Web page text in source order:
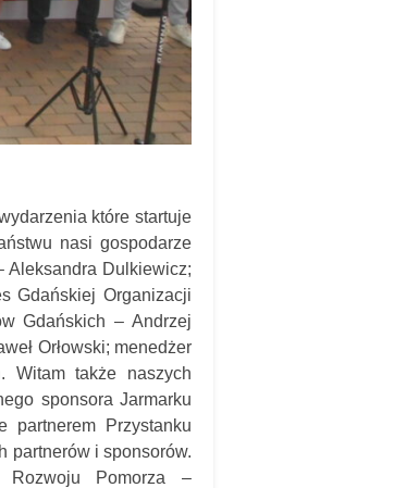
które startuje
nasi gospodarze
Aleksandra Dulkiewicz;
Gdańskiej Organizacji
Gdańskich – Andrzej
Orłowski; menedżer
Witam także naszych
sponsora Jarmarku
partnerem Przystanku
partnerów i sponsorów.
Rozwoju Pomorza –